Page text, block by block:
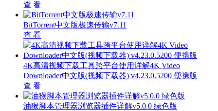
查 看
BitTorrent中文版极速传输v7.11
查 看
4K高清视频下载工具跨平台使用详解4K Video
Downloader中文版(视频下载器) v4.23.0.5200 便携版
查 看
油猴脚本管理器浏览器插件详解v5.0.0 绿色版